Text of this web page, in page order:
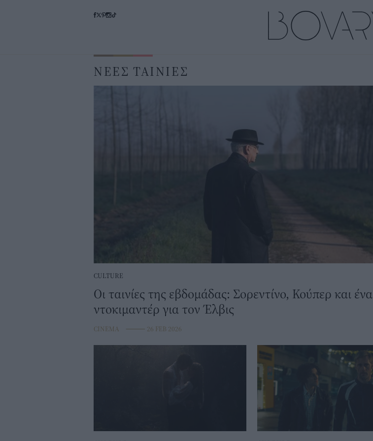
ΝΕΕΣ ΤΑΙΝΙΕΣ
CULTURE
Οι ταινίες της εβδομάδας: Σορεντίνο, Κούπερ και ένα
ντοκιμαντέρ για τον Έλβις
CINEMA ⸻ 26 FEB 2026